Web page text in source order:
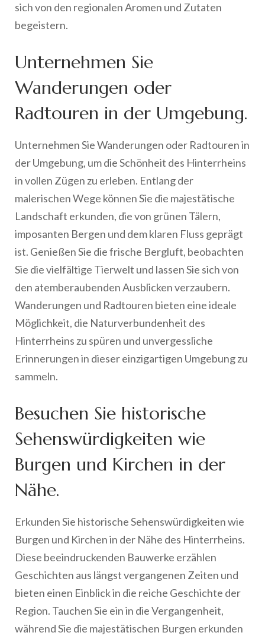
sich von den regionalen Aromen und Zutaten
begeistern.
Unternehmen Sie
Wanderungen oder
Radtouren in der Umgebung.
Unternehmen Sie Wanderungen oder Radtouren in
der Umgebung, um die Schönheit des Hinterrheins
in vollen Zügen zu erleben. Entlang der
malerischen Wege können Sie die majestätische
Landschaft erkunden, die von grünen Tälern,
imposanten Bergen und dem klaren Fluss geprägt
ist. Genießen Sie die frische Bergluft, beobachten
Sie die vielfältige Tierwelt und lassen Sie sich von
den atemberaubenden Ausblicken verzaubern.
Wanderungen und Radtouren bieten eine ideale
Möglichkeit, die Naturverbundenheit des
Hinterrheins zu spüren und unvergessliche
Erinnerungen in dieser einzigartigen Umgebung zu
sammeln.
Besuchen Sie historische
Sehenswürdigkeiten wie
Burgen und Kirchen in der
Nähe.
Erkunden Sie historische Sehenswürdigkeiten wie
Burgen und Kirchen in der Nähe des Hinterrheins.
Diese beeindruckenden Bauwerke erzählen
Geschichten aus längst vergangenen Zeiten und
bieten einen Einblick in die reiche Geschichte der
Region. Tauchen Sie ein in die Vergangenheit,
während Sie die majestätischen Burgen erkunden